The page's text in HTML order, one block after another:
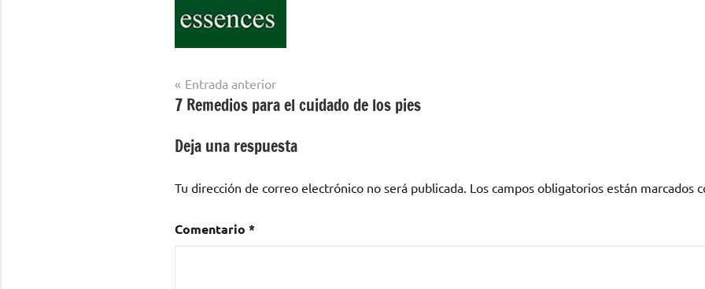
Navegación
de
entradas
Entrada anterior
7 Remedios para el cuidado de los pies
Deja una respuesta
Tu dirección de correo electrónico no será publicada. Los campos obligatorios están marcados
Comentario *